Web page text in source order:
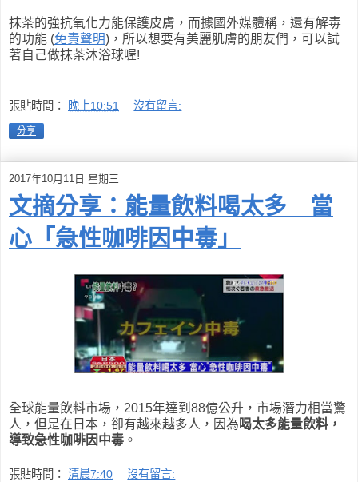
抹茶的強抗氧化力能保護皮膚，而據國外媒體稱，還有解毒
的功能 (免責聲明)，所以想要有美麗肌膚的朋友們，可以試
著自己做抹茶沐浴球喔!
張貼時間： 晚上10:51 沒有留言:
分享
2017年10月11日 星期三
文摘分享：能量飲料喝太多 當
心「急性咖啡因中毒」
全球能量飲料市場，2015年達到88億公升，市場潛力相當驚
人，但是在日本，卻有越來越多人，因為喝太多能量飲料，
導致急性咖啡因中毒 。
張貼時間： 清晨7:40 沒有留言: